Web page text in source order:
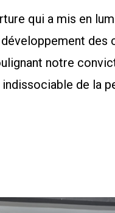
qui a mis en
des
notre
de la